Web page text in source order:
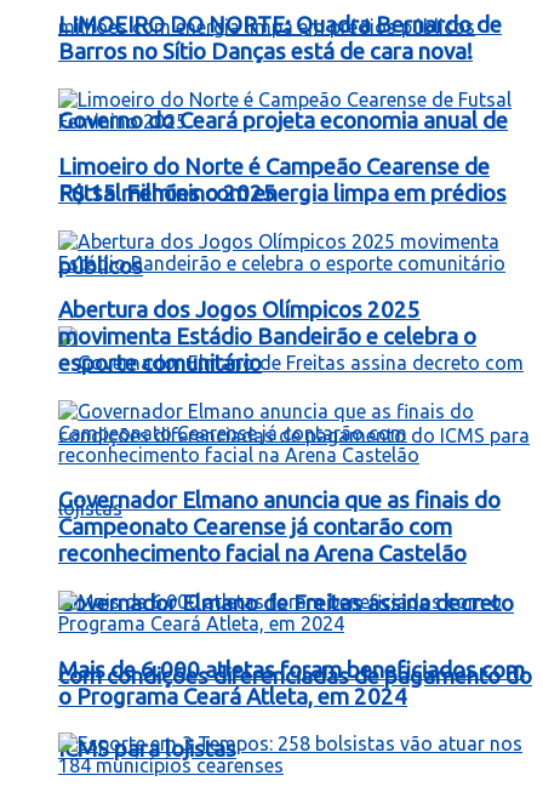
Governo do Ceará projeta economia anual de
R$ 15 milhões com energia limpa em prédios
públicos
Governador Elmano de Freitas assina decreto
com condições diferenciadas de pagamento do
ICMS para lojistas
LIMOEIRO DO NORTE: Quadra Bernardo de
Barros no Sítio Danças está de cara nova!
Limoeiro do Norte é Campeão Cearense de
Futsal Feminino 2025
Abertura dos Jogos Olímpicos 2025
movimenta Estádio Bandeirão e celebra o
esporte comunitário
Governador Elmano anuncia que as finais do
Campeonato Cearense já contarão com
reconhecimento facial na Arena Castelão
Mais de 6.000 atletas foram beneficiados com
o Programa Ceará Atleta, em 2024